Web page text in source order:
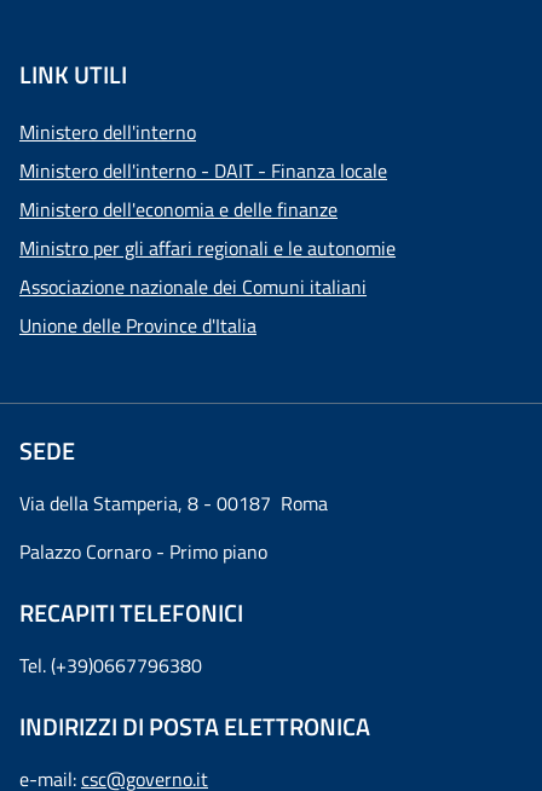
LINK UTILI
Ministero dell'interno
Ministero dell'interno - DAIT - Finanza locale
Ministero dell'economia e delle finanze
Ministro per gli affari regionali e le autonomie
Associazione nazionale dei Comuni italiani
Unione delle Province d'Italia
SEDE
Via della Stamperia, 8 - 00187 Roma
Palazzo Cornaro - Primo piano
RECAPITI TELEFONICI
Tel. (+39)0667796380
INDIRIZZI DI POSTA ELETTRONICA
e-mail:csc@governo.it